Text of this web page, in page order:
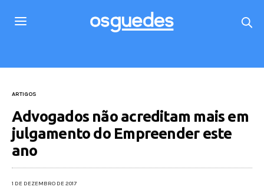
ARTIGOS
Advogados não acreditam mais em
julgamento do Empreender este
ano
1 DE DEZEMBRO DE 2017